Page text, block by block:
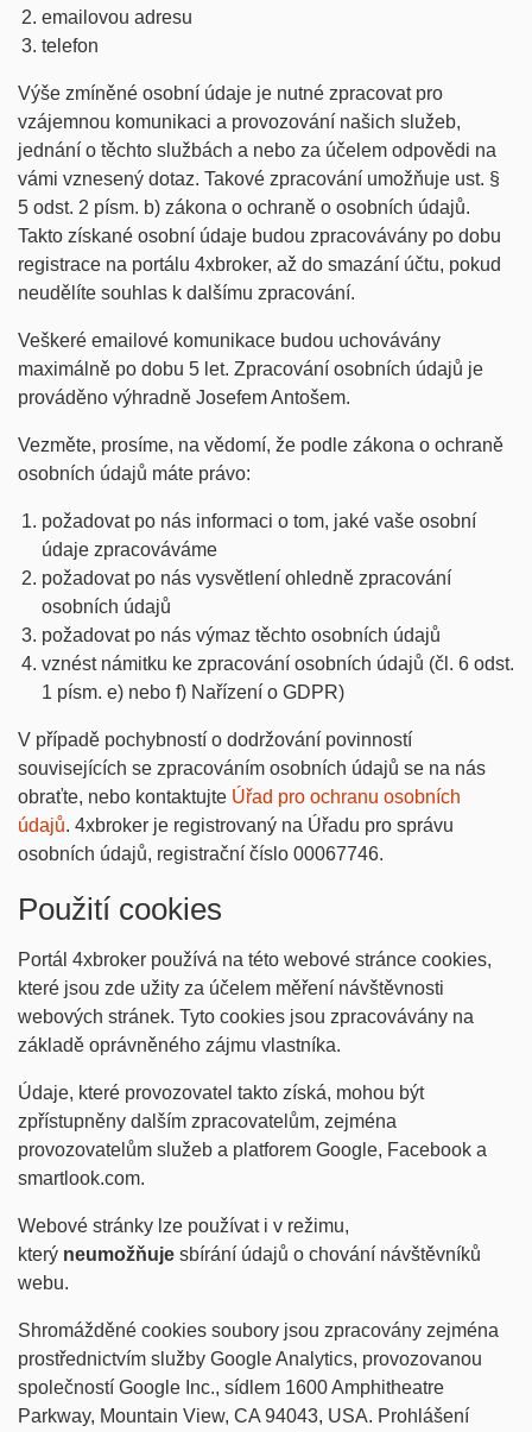
emailovou adresu
telefon
Výše zmíněné osobní údaje je nutné zpracovat pro
vzájemnou komunikaci a provozování našich služeb,
jednání o těchto službách a nebo za účelem odpovědi na
vámi vznesený dotaz. Takové zpracování umožňuje ust. §
5 odst. 2 písm. b) zákona o ochraně o osobních údajů.
Takto získané osobní údaje budou zpracovávány po dobu
registrace na portálu 4xbroker, až do smazání účtu, pokud
neudělíte souhlas k dalšímu zpracování.
Veškeré emailové komunikace budou uchovávány
maximálně po dobu 5 let. Zpracování osobních údajů je
prováděno výhradně Josefem Antošem.
Vezměte, prosíme, na vědomí, že podle zákona o ochraně
osobních údajů máte právo:
požadovat po nás informaci o tom, jaké vaše osobní
údaje zpracováváme
požadovat po nás vysvětlení ohledně zpracování
osobních údajů
požadovat po nás výmaz těchto osobních údajů
vznést námitku ke zpracování osobních údajů (čl. 6 odst.
1 písm. e) nebo f) Nařízení o GDPR)
V případě pochybností o dodržování povinností
souvisejících se zpracováním osobních údajů se na nás
obraťte, nebo kontaktujte Úřad pro ochranu osobních
údajů. 4xbroker je registrovaný na Úřadu pro správu
osobních údajů, registrační číslo 00067746.
Použití cookies
Portál 4xbroker používá na této webové stránce cookies,
které jsou zde užity za účelem měření návštěvnosti
webových stránek. Tyto cookies jsou zpracovávány na
základě oprávněného zájmu vlastníka.
Údaje, které provozovatel takto získá, mohou být
zpřístupněny dalším zpracovatelům, zejména
provozovatelům služeb a platforem Google, Facebook a
smartlook.com.
Webové stránky lze používat i v režimu,
který neumožňuje sbírání údajů o chování návštěvníků
webu.
Shromážděné cookies soubory jsou zpracovány zejména
prostřednictvím služby Google Analytics, provozovanou
společností Google Inc., sídlem 1600 Amphitheatre
Parkway, Mountain View, CA 94043, USA. Prohlášení